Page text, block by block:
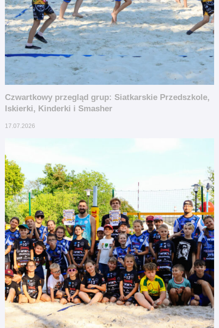
Czwartkowy przegląd grup: Siatkarskie Przedszkole,
Iskierki, Kinderki i Smasher
17.07.2026